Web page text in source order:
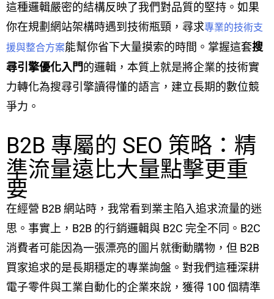
這種邏輯嚴密的結構反映了我們對品質的堅持。如果
你在規劃網站架構時遇到技術瓶頸，尋求專業的技術支
援與整合方案能幫你省下大量摸索的時間。掌握這套搜
尋引擎優化入門的邏輯，本質上就是將企業的技術實
力轉化為搜尋引擎讀得懂的語言，建立長期的數位競
爭力。
B2B 專屬的 SEO 策略：精
準流量遠比大量點擊更重
要
在經營 B2B 網站時，我常看到業主陷入追求流量的迷
思。事實上，B2B 的行銷邏輯與 B2C 完全不同。B2C
消費者可能因為一張漂亮的圖片就衝動購物，但 B2B
買家追求的是長期穩定的專業詢盤。對我們這種深耕
電子零件與工業自動化的企業來說，獲得 100 個精準